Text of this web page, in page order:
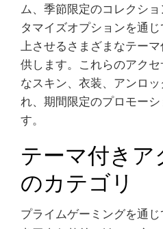
ム、季節限定のコレクシ
タマイズオプションを通
上させるさまざまなテー
供します。これらのアク
なスキン、衣装、アンロ
れ、期間限定のプロモー
す。
テーマ付き
のカテゴリ
プライムゲーミングを通